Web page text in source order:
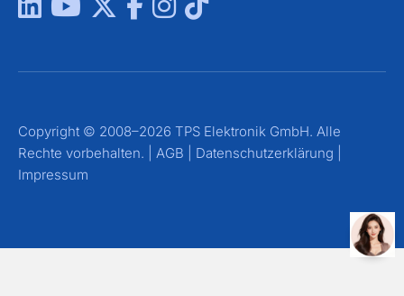
Copyright © 2008–2026 TPS Elektronik GmbH. Alle
Rechte vorbehalten. | AGB Datenschutzerklärung
Impressum